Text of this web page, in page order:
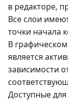
в редакторе,
Все слои
точки начала
В
является
зависимости
Доступные